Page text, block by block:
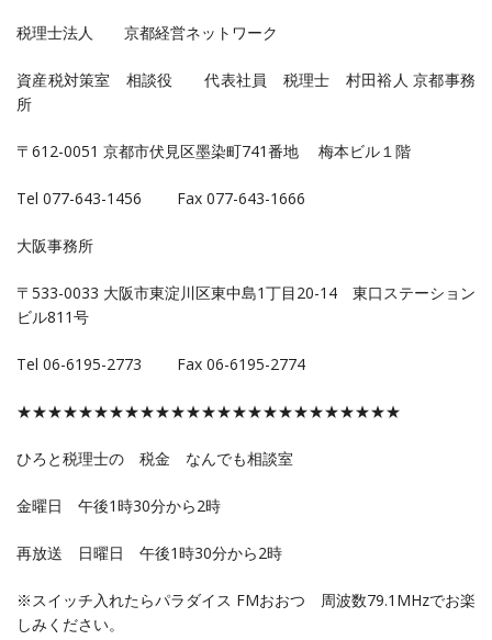
税理士法人 京都経営ネットワーク
資産税対策室 相談役 代表社員 税理士 村田裕人 京都事務
所
〒612-0051 京都市伏見区墨染町741番地 梅本ビル１階
Tel 077-643-1456 Fax 077-643-1666
大阪事務所
〒533-0033 大阪市東淀川区東中島1丁目20-14 東口ステーション
ビル811号
Tel 06-6195-2773 Fax 06-6195-2774
★★★★★★★★★★★★★★★★★★★★★★★★★
ひろと税理士の 税金 なんでも相談室
金曜日 午後1時30分から2時
再放送 日曜日 午後1時30分から2時
※スイッチ入れたらパラダイス FMおおつ 周波数79.1MHzでお楽
しみください。